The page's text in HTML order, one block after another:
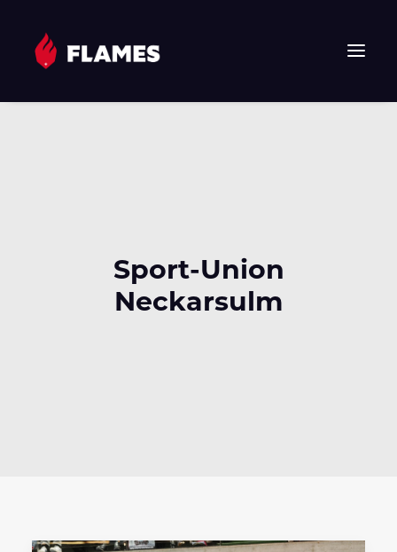
SPONSOREN & PARTNER
Sport-Union
Neckarsulm